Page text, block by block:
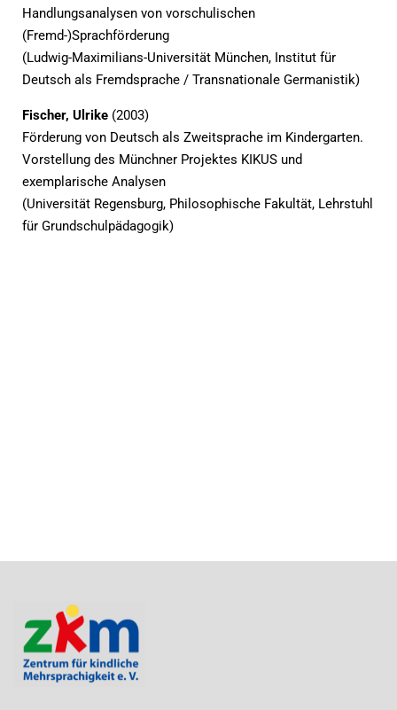
Handlungsanalysen von vorschulischen
(Fremd-)Sprachförderung
(Ludwig-Maximilians-Universität München, Institut für
Deutsch als Fremdsprache / Transnationale Germanistik)
Fischer, Ulrike (2003)
Förderung von Deutsch als Zweitsprache im Kindergarten.
Vorstellung des Münchner Projektes KIKUS und
exemplarische Analysen
(Universität Regensburg, Philosophische Fakultät, Lehrstuhl
für Grundschulpädagogik)